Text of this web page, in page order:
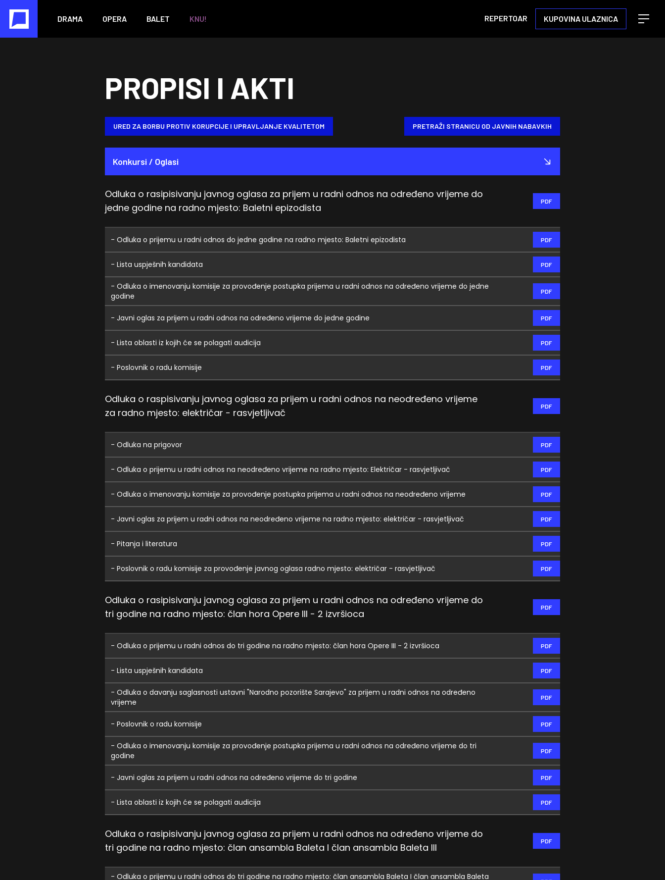
DRAMA OPERA BALET KNU! REPERTOAR KUPOVINA ULAZNICA
Open
PROPISI I AKTI
URED ZA BORBU PROTIV KORUPCIJE I UPRAVLJANJE KVALITETOM PRETRAŽI STRANICU OD JAVNIH NABAVKIH
Konkursi / Oglasi
Odluka o rasipisivanju javnog oglasa za prijem u radni odnos na određeno vrijeme do
jedne godine na radno mjesto: Baletni epizodista
PDF
- Odluka o prijemu u radni odnos do jedne godine na radno mjesto: Baletni epizodista PDF
- Lista uspješnih kandidata PDF
- Odluka o imenovanju komisije za provođenje postupka prijema u radni odnos na određeno vrijeme do jedne
godine
PDF
- Javni oglas za prijem u radni odnos na određeno vrijeme do jedne godine PDF
- Lista oblasti iz kojih će se polagati audicija PDF
- Poslovnik o radu komisije PDF
Odluka o raspisivanju javnog oglasa za prijem u radni odnos na neodređeno vrijeme
za radno mjesto: električar - rasvjetljivač
PDF
- Odluka na prigovor PDF
- Odluka o prijemu u radni odnos na neodređeno vrijeme na radno mjesto: Električar - rasvjetljivač PDF
- Odluka o imenovanju komisije za provođenje postupka prijema u radni odnos na neodređeno vrijeme PDF
- Javni oglas za prijem u radni odnos na neodređeno vrijeme na radno mjesto: električar - rasvjetljivač PDF
- Pitanja i literatura PDF
- Poslovnik o radu komisije za provođenje javnog oglasa radno mjesto: električar - rasvjetljivač PDF
Odluka o rasipisivanju javnog oglasa za prijem u radni odnos na određeno vrijeme do
tri godine na radno mjesto: član hora Opere III - 2 izvršioca
PDF
- Odluka o prijemu u radni odnos do tri godine na radno mjesto: član hora Opere III - 2 izvršioca PDF
- Lista uspješnih kandidata PDF
- Odluka o davanju saglasnosti ustavni "Narodno pozorište Sarajevo" za prijem u radni odnos na određeno
vrijeme
PDF
- Poslovnik o radu komisije PDF
- Odluka o imenovanju komisije za provođenje postupka prijema u radni odnos na određeno vrijeme do tri
godine
PDF
- Javni oglas za prijem u radni odnos na određeno vrijeme do tri godine PDF
- Lista oblasti iz kojih će se polagati audicija PDF
Odluka o rasipisivanju javnog oglasa za prijem u radni odnos na određeno vrijeme do
tri godine na radno mjesto: član ansambla Baleta I član ansambla Baleta III
PDF
- Odluka o prijemu u radni odnos do tri godine na radno mjesto: član ansambla Baleta I član ansambla Baleta